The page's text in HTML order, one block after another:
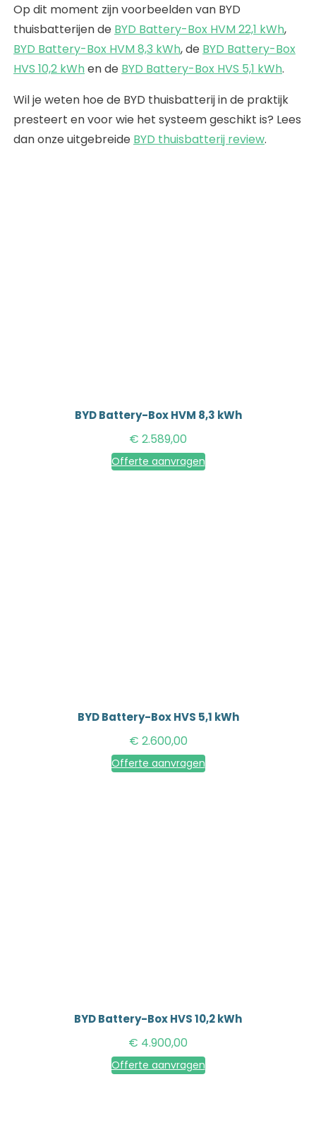
Op dit moment zijn voorbeelden van BYD
thuisbatterijen de BYD Battery-Box HVM 22,1 kWh,
BYD Battery-Box HVM 8,3 kWh, de BYD Battery-Box
HVS 10,2 kWhen de BYD Battery-Box HVS 5,1 kWh.
Wil je weten hoe de BYD thuisbatterij in de praktijk
presteert en voor wie het systeem geschikt is? Lees
dan onze uitgebreide BYD thuisbatterij review.
BYD Battery-Box HVM 8,3 kWh
€ 2.589,00
Offerte aanvragen
BYD Battery-Box HVS 5,1 kWh
€ 2.600,00
Offerte aanvragen
BYD Battery-Box HVS 10,2 kWh
€ 4.900,00
Offerte aanvragen